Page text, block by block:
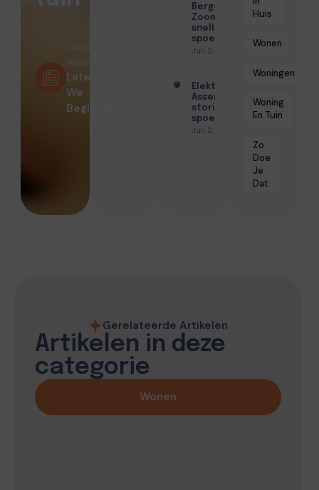
Bergen op
Zoom met
snelle
spoedhulp
Juli 2, 2026
Elektricien
Assen voor
storingen en
spoedservice
Juli 2, 2026
Huis
Wonen
Woningen
Woning
En Tuin
Zo
Doe
Je
Dat
Gastschrijver
Worden?
Laten
We
Beginnen
Gerelateerde Artikelen
Artikelen in deze
categorie
Wonen